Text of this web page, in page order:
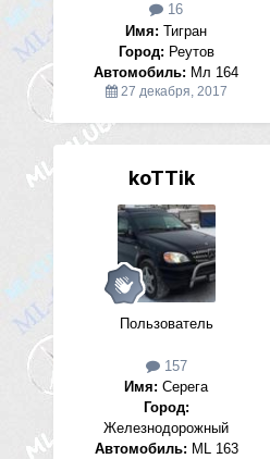
16
Имя: Тигран
Город: Реутов
Автомобиль: Мл 164
27 декабря, 2017
koTTik
Пользователь
157
Имя: Серега
Город:
Железнодорожный
Автомобиль: ML 163